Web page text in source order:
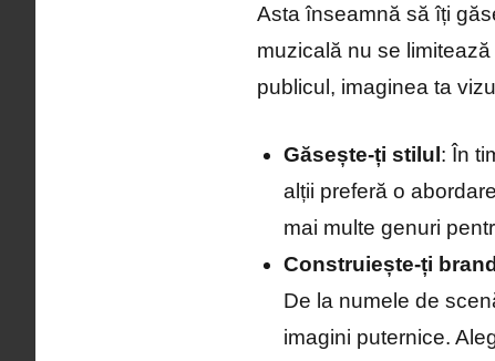
Asta înseamnă să îți
muzicală nu se
publicul, imaginea ta
Găsește-ți stilul : În
alții preferă o
mai multe genuri
Construiește-ți
De la numele de
imagini puternice.